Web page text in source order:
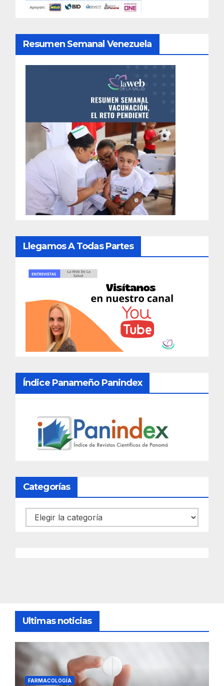
Resumen Semanal Venezuela
Llegamos A Todas Partes
Índice Panameño Panindex
Categorías
Categorías
Ultimas noticias
FARMACOLOGÍA